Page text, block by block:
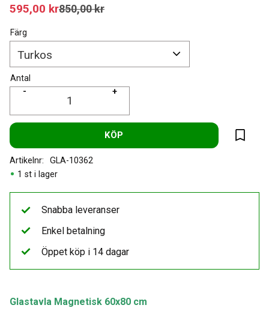
Nedsatt pris:
595,00 krOrdinarie pris:
850,00kr
Färg
Antal
+
-
KÖP
Lägg
1 st i lager
Artikelnr GLA-10362
Glastavla Magnetisk 60x80 cm
Snabba leveranser
Enkel betalning
Öppet köp i 14 dagar